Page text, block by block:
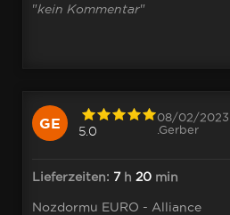
"kein Kommentar"
GE 5.0
08/02/2023
.Gerber
Lieferzeiten: 7h 20 min
Nozdormu EURO - Alliance